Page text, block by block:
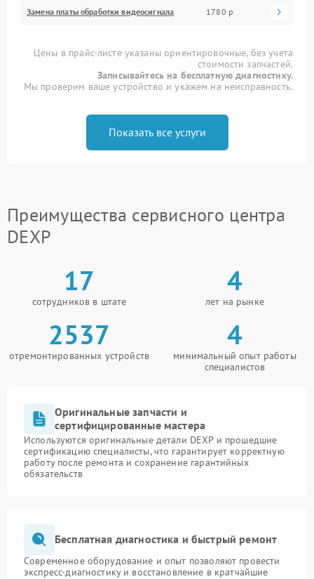
Замена платы обработки видеосигнала 1780 р
Цены в прайс-листе указаны ориентировочные, без учета
стоимости запчастей.
Записывайтесь на бесплатную диагностику.
Мы проверим ваше устройство и укажем на неисправность.
Показать все услуги
Преимущества сервисного центра
DEXP
17
сотрудников в штате
4
лет на рынке
2537
отремонтированных устройств
4
минимальный опыт работы
специалистов
Оригинальные запчасти и
сертифицированные мастера
Используются оригинальные детали DEXP и прошедшие
сертификацию специалисты, что гарантирует корректную
работу после ремонта и сохранение гарантийных
обязательств
Бесплатная диагностика и быстрый ремонт
Современное оборудование и опыт позволяют провести
экспресс-диагностику и восстановление в кратчайшие